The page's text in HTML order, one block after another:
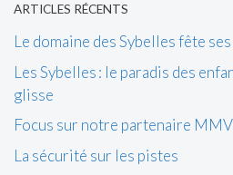
ARTICLES RÉCENTS
Le domaine des Sybelles fête
Les Sybelles : le paradis des
glisse
Focus sur notre partenaire MMV
La sécurité sur les pistes